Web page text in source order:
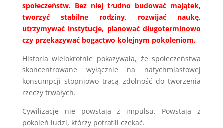
społeczeństw. Bez niej trudno budować majątek,
tworzyć stabilne rodziny, rozwijać naukę,
utrzymywać instytucje, planować długoterminowo
czy przekazywać bogactwo kolejnym pokoleniom.
Historia wielokrotnie pokazywała, że społeczeństwa
skoncentrowane wyłącznie na natychmiastowej
konsumpcji stopniowo tracą zdolność do tworzenia
rzeczy trwałych.
Cywilizacje nie powstają z impulsu. Powstają z
pokoleń ludzi, którzy potrafili czekać.